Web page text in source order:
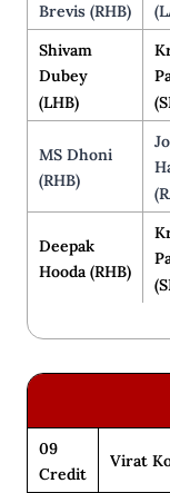
Brevis (RHB)
Shivam
Dubey
(LHB)
MS Dhoni
(RHB)
Deepak
Hooda (RHB)
09
Credit
Virat